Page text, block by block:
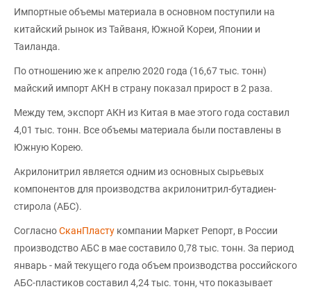
Импортные объемы материала в основном поступили на
китайский рынок из Тайваня, Южной Кореи, Японии и
Таиланда.
По отношению же к апрелю 2020 года (16,67 тыс. тонн)
майский импорт АКН в страну показал прирост в 2 раза.
Между тем, экспорт АКН из Китая в мае этого года составил
4,01 тыс. тонн. Все объемы материала были поставлены в
Южную Корею.
Акрилонитрил является одним из основных сырьевых
компонентов для производства акрилонитрил-бутадиен-
стирола (АБС).
СогласноСканПласту компании Маркет Репорт, в России
производство АБС в мае составило 0,78 тыс. тонн. За период
январь - май текущего года объем производства российского
АБС-пластиков составил 4,24 тыс. тонн, что показывает